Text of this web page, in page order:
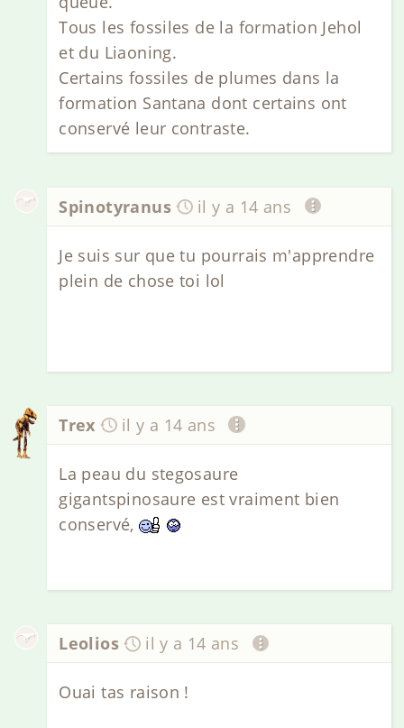
Tous les fossiles de la formation Jehol
et du Liaoning.
Certains fossiles de plumes dans la
formation Santana dont certains ont
conservé leur contraste.
Spinotyranus il y a 14 ans
Je suis sur que tu pourrais m'apprendre
plein de chose toi lol
Trex il y a 14 ans
La peau du stegosaure
gigantspinosaure est vraiment bien
conservé,
Leolios il y a 14 ans
Ouai tas raison !